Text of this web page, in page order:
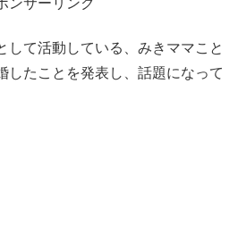
して活動している、みきママこと
したことを発表し、話題になって